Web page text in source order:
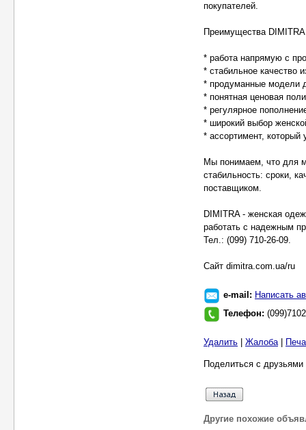
покупателей.
Преимущества
* работа напрямую с
* стабильное качество
* продуманные модели
* понятная ценовая
* регулярное
* широкий выбор
* ассортимент, который
Мы понимаем, что для
стабильность: сроки,
поставщиком.
DIMITRA - женская
работать с надежным
Тел.: (099) 710-26-09.
Cайт dimitra.com.ua/ru
e-mail: Написать
Телефон:
Удалить Жалоба|
Поделиться с
Другие похожие